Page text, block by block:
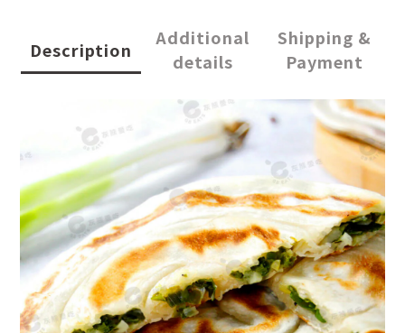
Description
Additional
details
Shipping &
Payment